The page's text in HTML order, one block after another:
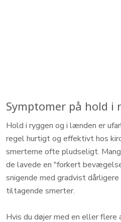
Symptomer på hold
Hold i ryggen og i lænden er
regel hurtigt og effektivt hos
smerterne ofte pludseligt.
de lavede en "forkert
snigende med gradvist
tiltagende smerter.
Hvis du døjer med en eller flere